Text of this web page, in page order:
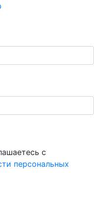
с
персональных